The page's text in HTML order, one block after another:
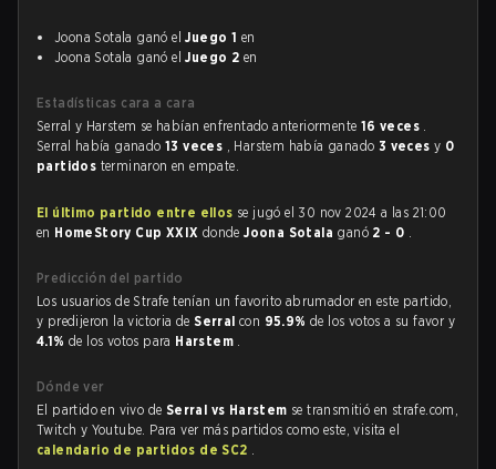
Joona Sotala ganó elJuego 1 en
Joona Sotala ganó elJuego 2 en
Estadísticas cara a cara
Serral y Harstem se habían enfrentado anteriormente 16 veces .
Serral había ganado13 veces , Harstem había ganado 3 vecesy 0
partidos terminaron en empate.
El último partido entre ellos se jugó el 30 nov 2024 a las 21:00
en HomeStory Cup XXIX dondeJoona Sotala ganó 2 - 0 .
Predicción del partido
Los usuarios de Strafe tenían un favorito abrumador en este partido,
y predijeron la victoria deSerralcon 95.9%de los votos a su favor y
4.1% de los votos para Harstem .
Dónde ver
El partido en vivo de Serral vs Harstem se transmitió en strafe.com,
Twitch y Youtube. Para ver más partidos como este, visita el
calendario de partidos de SC2 .